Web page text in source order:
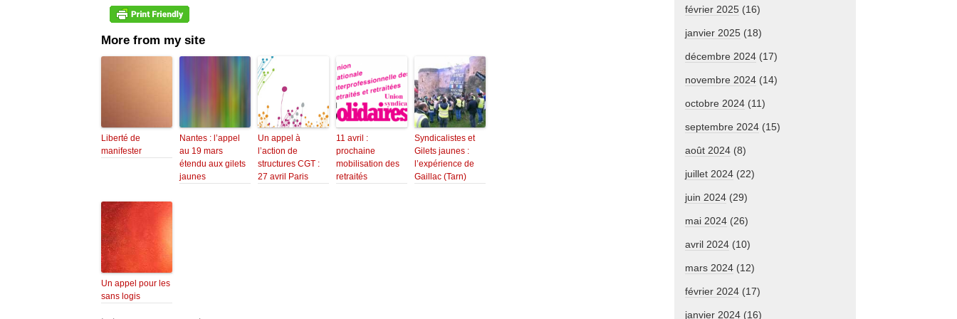
More from my site
Liberté de
manifester
Nantes : l’appel
au 19 mars
étendu aux gilets
jaunes
Un appel à
l’action de
structures CGT :
27 avril Paris
11 avril :
prochaine
mobilisation des
retraités
Syndicalistes et
Gilets jaunes :
l’expérience de
Gaillac (Tarn)
Un appel pour les
sans logis
février 2025 (16)
janvier 2025 (18)
décembre 2024 (17)
novembre 2024 (14)
octobre 2024 (11)
septembre 2024 (15)
août 2024 (8)
juillet 2024 (22)
juin 2024 (29)
mai 2024 (26)
avril 2024 (10)
mars 2024 (12)
février 2024 (17)
janvier 2024 (16)